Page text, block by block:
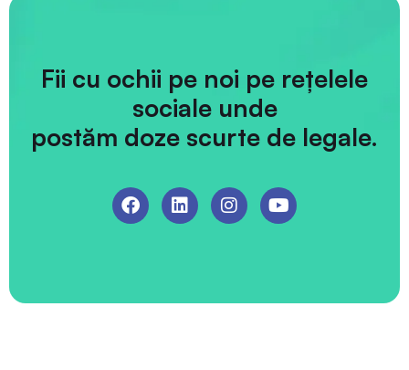
Fii cu ochii pe noi pe rețelele
sociale unde
postăm doze scurte de legale.